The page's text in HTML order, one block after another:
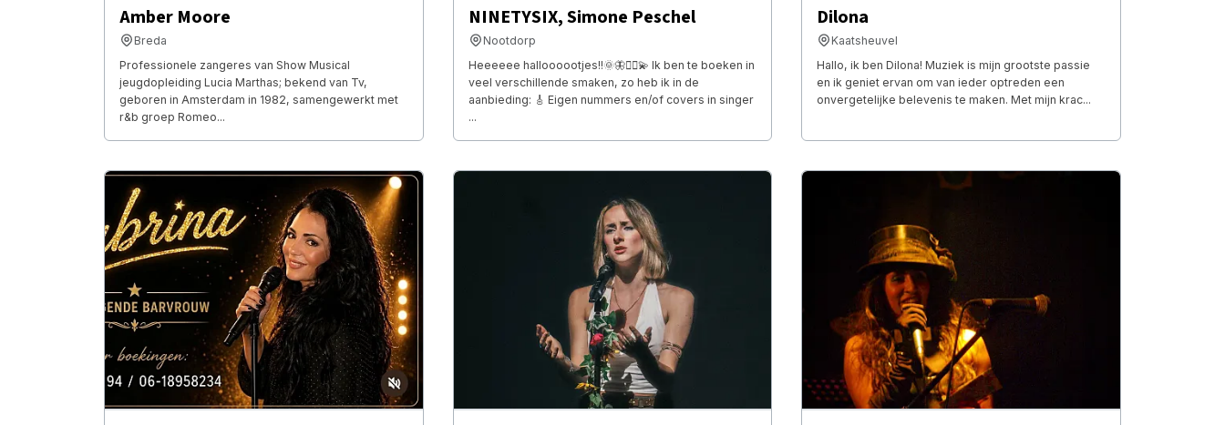
Amber Moore
Breda
Professionele zangeres van Show Musical
jeugdopleiding Lucia Marthas; bekend van Tv,
geboren in Amsterdam in 1982, samengewerkt met
r&b groep Romeo...
NINETYSIX, Simone Peschel
Nootdorp
Heeeeee halloooootjes!!🌞🦋🧚‍♂️💫 Ik ben te boeken in
veel verschillende smaken, zo heb ik in de
aanbieding: 🎸 Eigen nummers en/of covers in singer
...
Dilona
Kaatsheuvel
Hallo, ik ben Dilona! Muziek is mijn grootste passie
en ik geniet ervan om van ieder optreden een
onvergetelijke belevenis te maken. Met mijn krac...